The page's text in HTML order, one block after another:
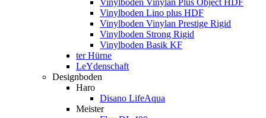
Vinylboden Lino plus HDF
Vinylboden Vinylan Prestige Rigid
Vinylboden Strong Rigid
Vinylboden Basik KF
ter Hürne
LeYdenschaft
Designboden
Haro
Disano LifeAqua
Meister